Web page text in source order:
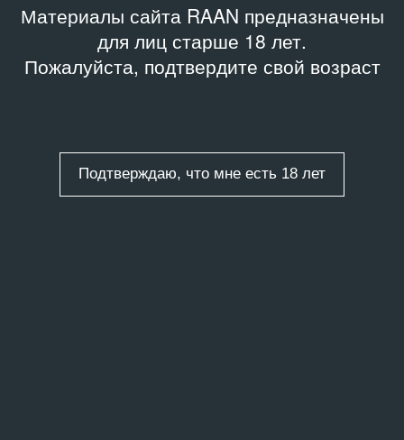
Материалы сайта RAAN предназначены
для лиц старше 18 лет.
Пожалуйста, подтвердите свой возраст
Подтверждаю, что мне есть 18 лет